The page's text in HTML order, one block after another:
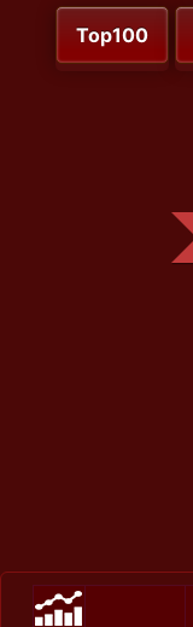
Top100